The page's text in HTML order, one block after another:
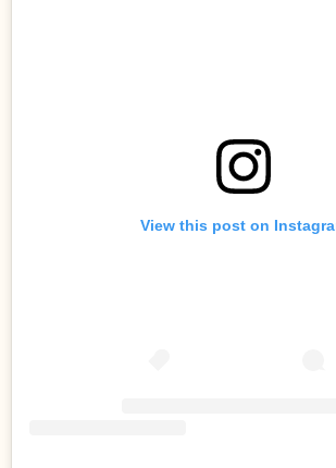
View this post on